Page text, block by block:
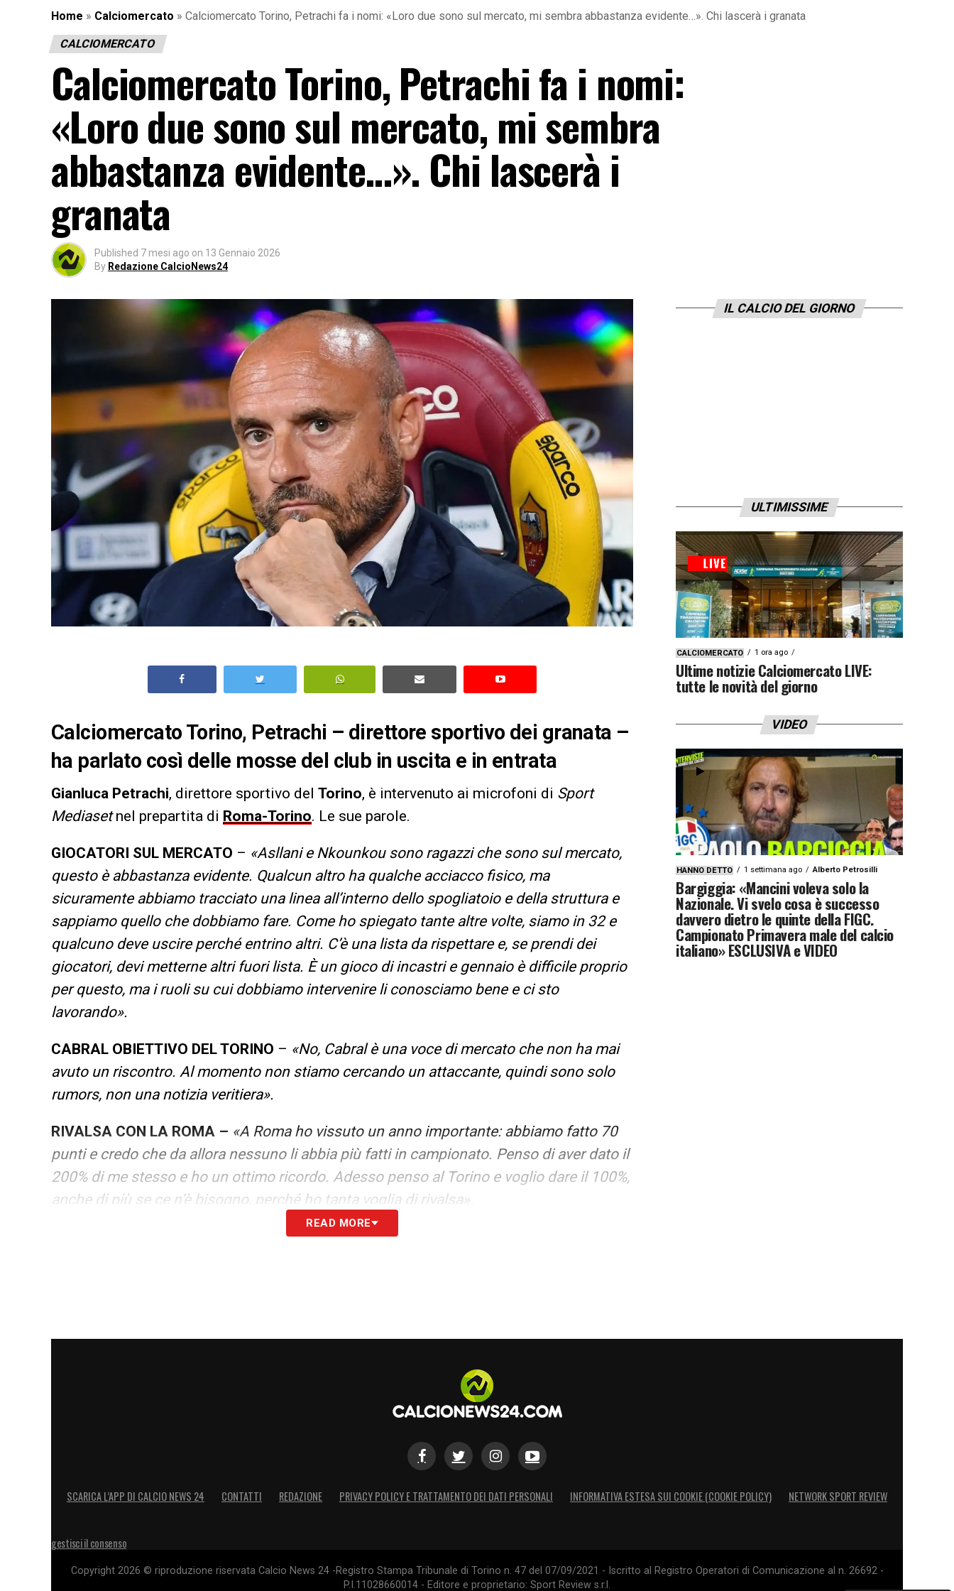
Home » Calciomercato » Calciomercato Torino, Petrachi fa i nomi: «Loro due sono sul mercato, mi sembra abbastanza evidente…». Chi lascerà i granata
CALCIOMERCATO
Calciomercato Torino, Petrachi fa i nomi:
«Loro due sono sul mercato, mi sembra
abbastanza evidente…». Chi lascerà i
granata
Published 7 mesi ago on 13 Gennaio 2026
By Redazione CalcioNews24
Calciomercato Torino, Petrachi – direttore sportivo dei granata –
ha parlato così delle mosse del club in uscita e in entrata
Gianluca Petrachi, direttore sportivo del Torino, è intervenuto ai microfoni di Sport
Mediasetnel prepartita di Roma-Torino. Le sue parole.
GIOCATORI SUL MERCATO – «Asllani e Nkounkou sono ragazzi che sono sul mercato,
questo è abbastanza evidente. Qualcun altro ha qualche acciacco fisico, ma
sicuramente abbiamo tracciato una linea all’interno dello spogliatoio e della struttura e
sappiamo quello che dobbiamo fare. Come ho spiegato tante altre volte, siamo in 32 e
qualcuno deve uscire perché entrino altri. C’è una lista da rispettare e, se prendi dei
giocatori, devi metterne altri fuori lista. È un gioco di incastri e gennaio è difficile proprio
per questo, ma i ruoli su cui dobbiamo intervenire li conosciamo bene e ci sto
lavorando».
CABRAL OBIETTIVO DEL TORINO – «No, Cabral è una voce di mercato che non ha mai
avuto un riscontro. Al momento non stiamo cercando un attaccante, quindi sono solo
rumors, non una notizia veritiera».
RIVALSA CON LA ROMA – «A Roma ho vissuto un anno importante: abbiamo fatto 70
punti e credo che da allora nessuno li abbia più fatti in campionato. Penso di aver dato il
200% di me stesso e ho un ottimo ricordo. Adesso penso al Torino e voglio dare il 100%,
anche di più se ce n’è bisogno, perché ho tanta voglia di rivalsa».
Ultime notizie Calciomercato LIVE: tutte le novità del giorno
READ MORE
IL CALCIO DEL GIORNO
ULTIMISSIME
CALCIOMERCATO 1 ora ago
Ultime notizie Calciomercato LIVE:
tutte le novità del giorno
VIDEO
HANNO DETTO 1 settimana ago Alberto Petrosilli
Bargiggia: «Mancini voleva solo la
Nazionale. Vi svelo cosa è successo
davvero dietro le quinte della FIGC.
Campionato Primavera male del calcio
italiano» ESCLUSIVA e VIDEO
SCARICA L’APP DI CALCIO NEWS 24 CONTATTI REDAZIONE PRIVACY POLICY E TRATTAMENTO DEI DATI PERSONALI INFORMATIVA ESTESA SUI COOKIE (COOKIE POLICY) NETWORK SPORT REVIEW
gestisci il consenso
Copyright 2026 © riproduzione riservata Calcio News 24 -Registro Stampa Tribunale di Torino n. 47 del 07/09/2021 - Iscritto al Registro Operatori di Comunicazione al n. 26692 -
P.I.11028660014 - Editore e proprietario: Sport Review s.r.l.